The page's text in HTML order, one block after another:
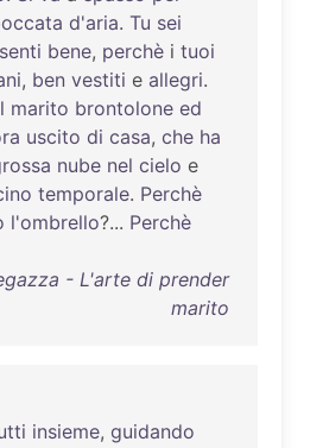
d'aria. Tu sei
senti bene, perchè i tuoi
, ben vestiti e allegri.
marito brontolone ed
uscito di casa, che ha
nube nel cielo e
temporale. Perchè
l'ombrello?... Perchè
- L'arte di prender
marito
insieme, guidando